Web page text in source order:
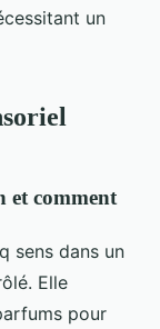
un
et comment
sens dans un
Elle
pour